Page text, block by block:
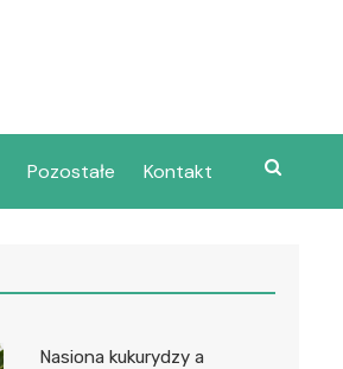
Pozostałe Kontakt
Nasiona kukurydzy a